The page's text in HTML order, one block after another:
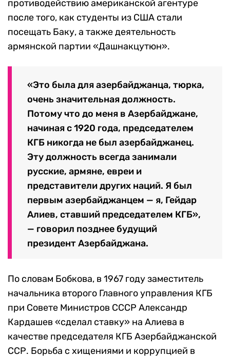
противодействию американской агентуре
после того, как студенты из США стали
посещать Баку, а также деятельность
армянской партии «Дашнакцутюн».
«Это была для азербайджанца, тюрка,
очень значительная должность.
Потому что до меня в Азербайджане,
начиная с 1920 года, председателем
КГБ никогда не был азербайджанец.
Эту должность всегда занимали
русские, армяне, евреи и
представители других наций. Я был
первым азербайджанцем — я, Гейдар
Алиев, ставший председателем КГБ»,
— говорил позднее будущий
президент Азербайджана.
По словам Бобкова, в 1967 году заместитель
начальника второго Главного управления КГБ
при Совете Министров СССР Александр
Кардашев «сделал ставку» на Алиева в
качестве председателя КГБ Азербайджанской
ССР. Борьба с хищениями и коррупцией в